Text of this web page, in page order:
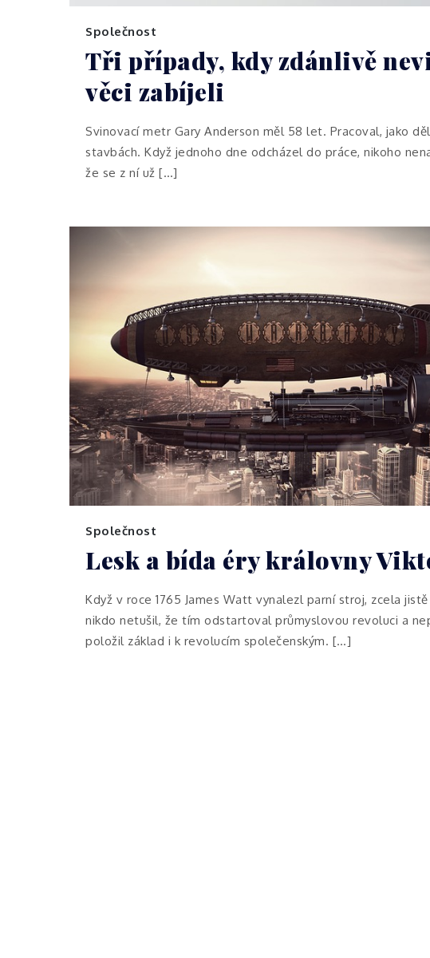
Společnost
Tři případy, kdy zdánlivě
věci zabíjeli
Svinovací metr Gary Anderson měl 58 let. Pracoval, jako
stavbách. Když jednoho dne odcházel do práce, nikoho
že se z ní už […]
Společnost
Lesk a bída éry královny
Když v roce 1765 James Watt vynalezl parní stroj, zcela
nikdo netušil, že tím odstartoval průmyslovou revoluci a
položil základ i k revolucím společenským. […]